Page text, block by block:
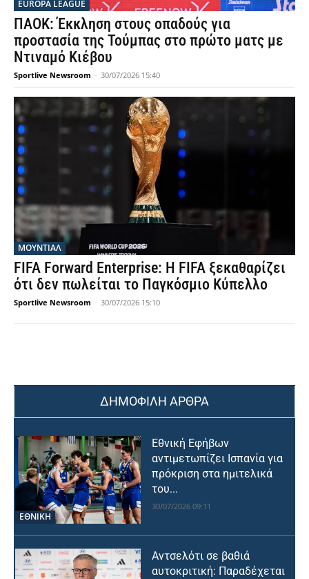
EUROPA LEAGUE
ΠΑΟΚ: Έκκληση στους οπαδούς για
προστασία της Τούμπας στο πρώτο ματς με
Ντιναμό Κιέβου
Sportlive Newsroom - 30/07/2026 15:40
ΜΟΥΝΤΙΆΛ
FIFA Forward Enterprise: Η FIFA ξεκαθαρίζει
ότι δεν πωλείται το Παγκόσμιο Κύπελλο
Sportlive Newsroom - 30/07/2026 15:10
ΔΗΜΟΦΙΛΗ ΑΡΘΡΑ
ΕΘΝΙΚΉ
Εθνική Εφήβων
αντιμετωπίζει Ισπανία για
πρόκριση στα ημιτελικά
του...
30/07/2026 09:11
Αντσελότι σε βαθιά
αυτοκριτική: Παραδέχεται